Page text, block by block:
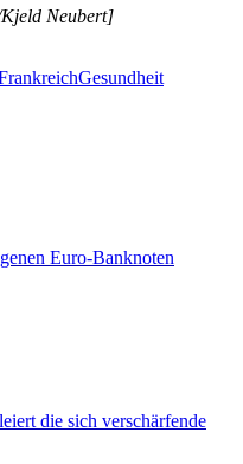
Neubert]
Gesundheit
Euro-Banknoten
die sich verschärfende